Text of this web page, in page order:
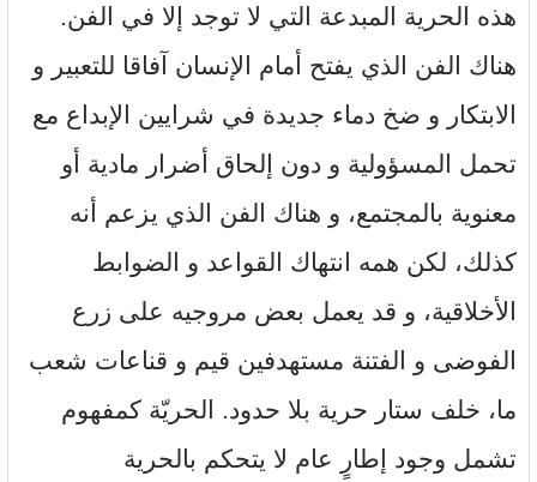
هذه الحرية المبدعة التي لا توجد إلا في الفن.
هناك الفن الذي يفتح أمام الإنسان آفاقا للتعبير و
الابتكار و ضخ دماء جديدة في شرايين الإبداع مع
تحمل المسؤولية و دون إلحاق أضرار مادية أو
معنوية بالمجتمع، و هناك الفن الذي يزعم أنه
كذلك، لكن همه انتهاك القواعد و الضوابط
الأخلاقية، و قد يعمل بعض مروجيه على زرع
الفوضى و الفتنة مستهدفين قيم و قناعات شعب
ما، خلف ستار حرية بلا حدود. الحريّة كمفهوم
تشمل وجود إطارٍ عام لا يتحكم بالحرية